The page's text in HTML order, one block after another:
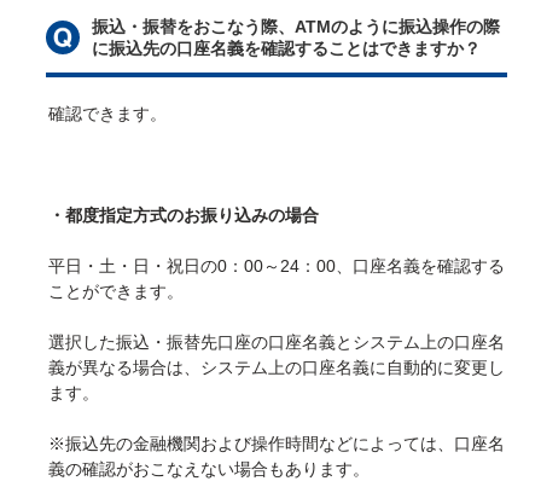
振込・振替をおこなう際、ATMのように振込操作の際
に振込先の口座名義を確認することはできますか？
確認できます。
・都度指定方式のお振り込みの場合
平日・土・日・祝日の0：00～24：00、口座名義を確認する
ことができます。
選択した振込・振替先口座の口座名義とシステム上の口座名
義が異なる場合は、システム上の口座名義に自動的に変更し
ます。
※振込先の金融機関および操作時間などによっては、口座名
義の確認がおこなえない場合もあります。